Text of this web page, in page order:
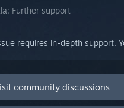
Further support
requires in-depth support.
community discussions